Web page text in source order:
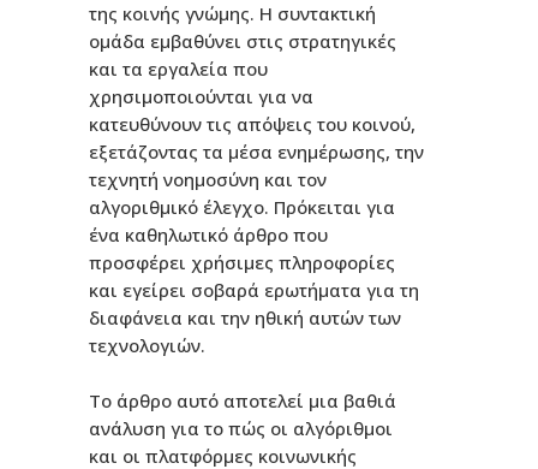
της κοινής γνώμης. Η συντακτική
ομάδα εμβαθύνει στις στρατηγικές
και τα εργαλεία που
χρησιμοποιούνται για να
κατευθύνουν τις απόψεις του κοινού,
εξετάζοντας τα μέσα ενημέρωσης, την
τεχνητή νοημοσύνη και τον
αλγοριθμικό έλεγχο. Πρόκειται για
ένα καθηλωτικό άρθρο που
προσφέρει χρήσιμες πληροφορίες
και εγείρει σοβαρά ερωτήματα για τη
διαφάνεια και την ηθική αυτών των
τεχνολογιών.
Το άρθρο αυτό αποτελεί μια βαθιά
ανάλυση για το πώς οι αλγόριθμοι
και οι πλατφόρμες κοινωνικής